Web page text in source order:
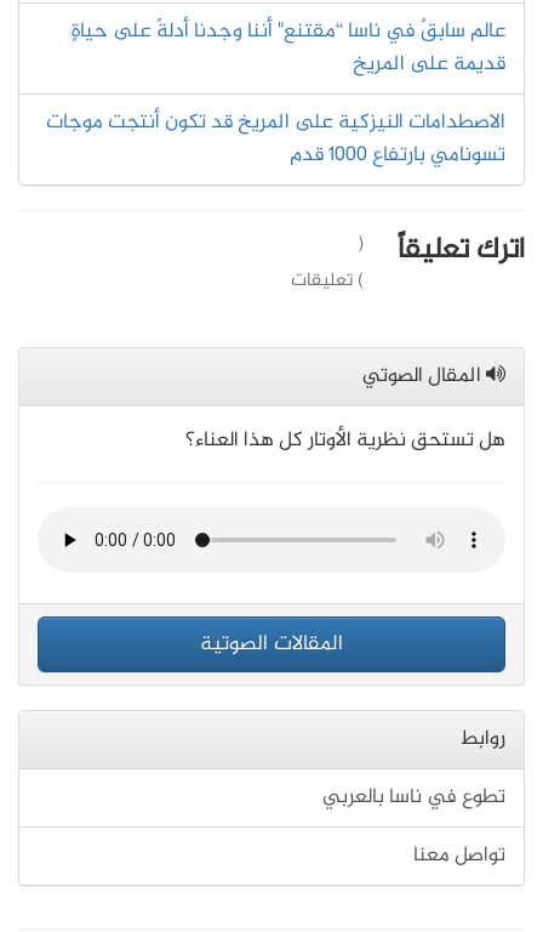
عالم سابقٌ في ناسا “مقتنع" أننا وجدنا أدلةً على حياةٍ
قديمة على المريخ
الاصطدامات النيزكية على المريخ قد تكون أنتجت موجات
تسونامي بارتفاع 1000 قدم
اترك تعليقاً
(
) تعليقات
المقال الصوتي
هل تستحق نظرية الأوتار كل هذا العناء؟
المقالات الصوتية
روابط
تطوع في ناسا بالعربي
تواصل معنا